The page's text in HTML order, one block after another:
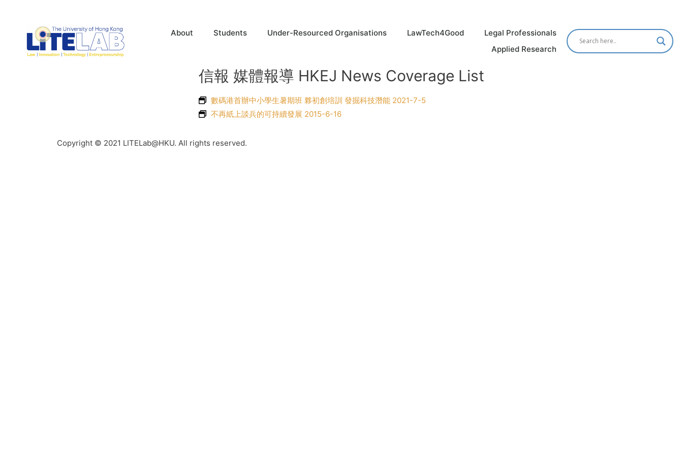
About Students Under-Resourced Organisations LawTech4Good
Legal Professionals
Applied Research
信報 媒體報導 HKEJ News Coverage List
數碼港首辦中小學生暑期班 夥初創培訓 發掘科技潛能 2021-7-5
不再紙上談兵的可持續發展 2015-6-16
Copyright © 2021 LITELab@HKU. All rights reserved.